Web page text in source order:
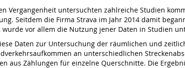
Vergangenheit untersuchten zahlreiche Studien
Seitdem die Firma Strava im Jahr 2014 damit
wurde vor allem die Nutzung jener Daten in Studien
Daten zur Untersuchung der räumlichen und
an unterschiedlichen
aus Zählungen für einzelne Querschnitte. Die